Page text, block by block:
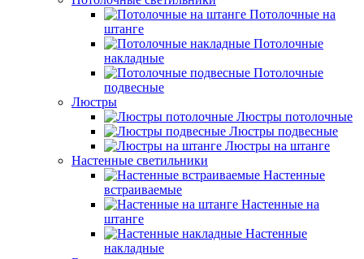
Потолочные на
штанге
Потолочные
накладные
Потолочные
подвесные
Люстры
Люстры потолочные
Люстры подвесные
Люстры на штанге
Настенные светильники
Настенные
встраиваемые
Настенные на
штанге
Настенные
накладные